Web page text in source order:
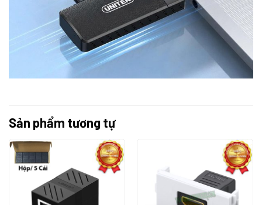
Sản phẩm tương tự